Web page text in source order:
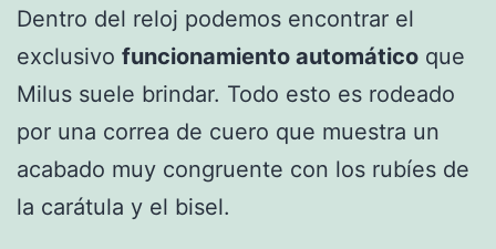
Dentro del reloj podemos encontrar el
exclusivo funcionamiento automático que
Milus suele brindar. Todo esto es rodeado
por una correa de cuero que muestra un
acabado muy congruente con los rubíes de
la carátula y el bisel.